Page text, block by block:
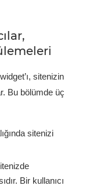
sitenizin
Bu bölümde üç
sitenizi
Bir kullanıcı